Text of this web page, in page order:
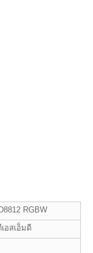
RGBW
อสเอ็มดี